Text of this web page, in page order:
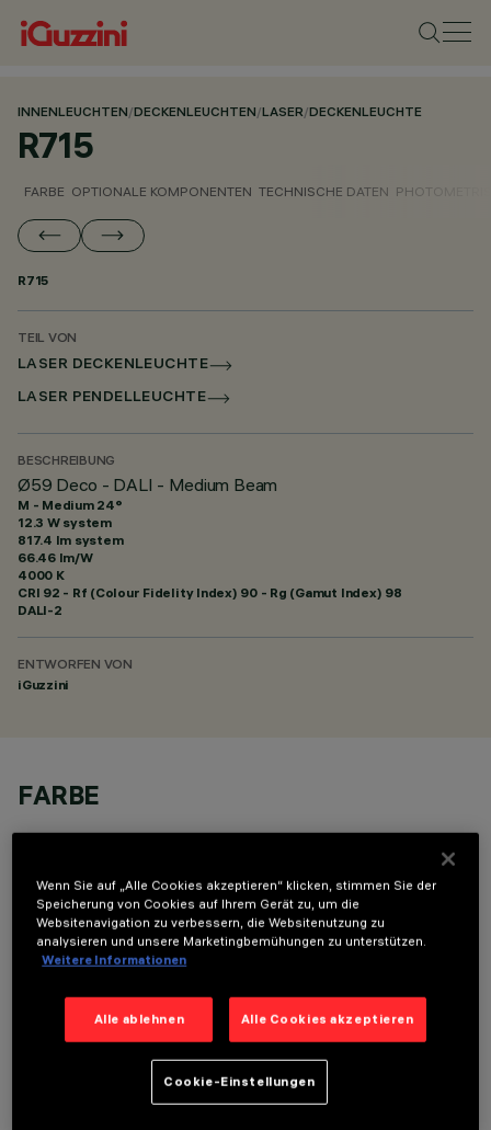
INNENLEUCHTEN/DECKENLEUCHTEN/LASER/DECKENLEUCHTE
R715
FARBE OPTIONALE KOMPONENTEN TECHNISCHE DATEN
R715
TEIL VON
LASER DECKENLEUCHTE
LASER PENDELLEUCHTE
BESCHREIBUNG
Ø59 Deco - DALI - Medium Beam
M - Medium 24°
12.3 W system
817.4 lm system
66.46 lm/W
4000 K
CRI 92 - Rf (Colour Fidelity Index) 90 - Rg (Gamut Index) 98
DALI-2
ENTWORFEN VON
iGuzzini
FARBE
OPTIONALE KOMPONENTEN
TECHNISCHE DATEN
Wenn Sie auf „Alle Cookies akzeptieren“ klicken, stimmen Sie der
Speicherung von Cookies auf Ihrem Gerät zu, um die
Websitenavigation zu verbessern, die Websitenutzung zu
analysieren und unsere Marketingbemühungen zu unterstützen.
Weitere Informationen
Alle ablehnen Alle Cookies akzeptieren
Cookie-Einstellungen